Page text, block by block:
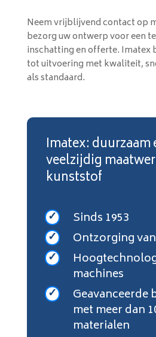
Neem vrijblijvend contact op
bezorg uw ontwerp voor een
inschatting en offerte. Imatex
tot uitvoering met kwaliteit,
als standaard.
Imatex: duurzaam
veelzijdig
kunststof
Sinds 1953
Ontzorging
machines
Geavanceerde
met meer dan
materialen